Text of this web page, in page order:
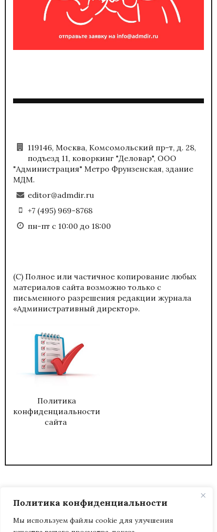
Политика конфиденциальности
Мы используем файлы cookie для улучшения
119146, Москва, Комсомольский пр-т, д. 28,
подъезд 11, коворкинг "Деловар", ООО
"Администрация" Метро Фрунзенская, здание
МДМ.
editor@admdir.ru
+7 (495) 969-8768
пн-пт с 10:00 до 18:00
(С) Полное или частичное копирование любых
материалов сайта возможно только с
письменного разрешения редакции журнала
«Административный директор».
Политика
конфиденциальности
сайта